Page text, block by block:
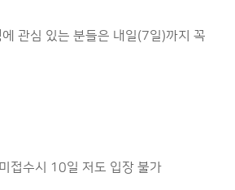
관심 있는 분들은 내일(7일)까지 꼭
접수시 10일 저도 입장 불가